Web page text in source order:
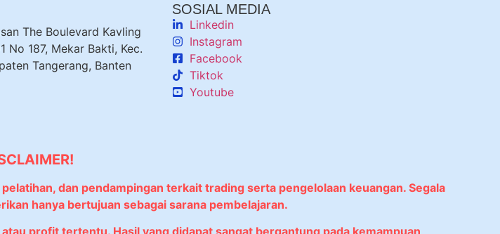
The Boulevard Kavling
No 187, Mekar Bakti, Kec.
Tangerang, Banten
SOSIAL MEDIA
Linkedin
Instagram
Facebook
Tiktok
Youtube
dan pendampingan terkait trading serta pengelolaan keuangan. Segala
hanya bertujuan sebagai sarana pembelajaran.